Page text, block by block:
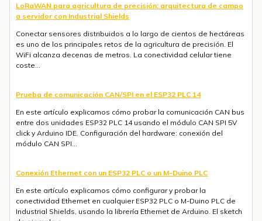
LoRaWAN para agricultura de precisión: arquitectura de campo
a servidor con Industrial Shields
Conectar sensores distribuidos a lo largo de cientos de hectáreas
es uno de los principales retos de la agricultura de precisión. El
WiFi alcanza decenas de metros. La conectividad celular tiene
coste...
Prueba de comunicación CAN/SPI en el ESP32 PLC 14
En este artículo explicamos cómo probar la comunicación CAN bus
entre dos unidades ESP32 PLC 14 usando el módulo CAN SPI 5V
click y Arduino IDE. Configuración del hardware: conexión del
módulo CAN SPI...
Conexión Ethernet con un ESP32 PLC o un M-Duino PLC
En este artículo explicamos cómo configurar y probar la
conectividad Ethernet en cualquier ESP32 PLC o M-Duino PLC de
Industrial Shields, usando la librería Ethernet de Arduino. El sketch